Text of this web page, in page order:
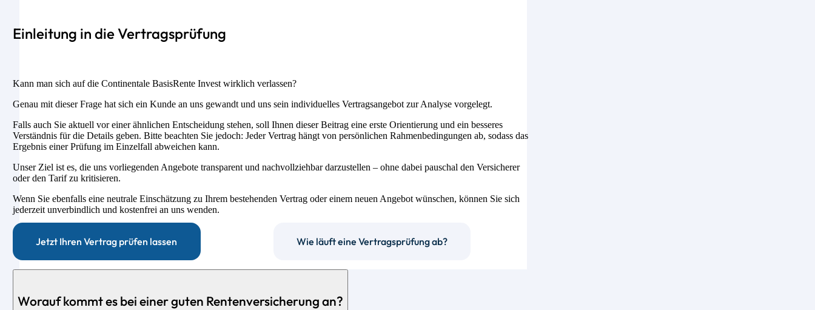
Einleitung in die Vertragsprüfung
Kann man sich auf die Continentale BasisRente Invest wirklich verlassen?
Genau mit dieser Frage hat sich ein Kunde an uns gewandt und uns sein individuelles Vertragsangebot zur Analyse vorgelegt.
Falls auch Sie aktuell vor einer ähnlichen Entscheidung stehen, soll Ihnen dieser Beitrag eine erste Orientierung und ein besseres
Verständnis für die Details geben. Bitte beachten Sie jedoch: Jeder Vertrag hängt von persönlichen Rahmenbedingungen ab, sodass das
Ergebnis einer Prüfung im Einzelfall abweichen kann.
Unser Ziel ist es, die uns vorliegenden Angebote transparent und nachvollziehbar darzustellen – ohne dabei pauschal den Versicherer
oder den Tarif zu kritisieren.
Wenn Sie ebenfalls eine neutrale Einschätzung zu Ihrem bestehenden Vertrag oder einem neuen Angebot wünschen, können Sie sich
jederzeit unverbindlich und kostenfrei an uns wenden.
Jetzt Ihren Vertrag prüfen lassen Wie läuft eine Vertragsprüfung ab?
Worauf kommt es bei einer guten Rentenversicherung an?